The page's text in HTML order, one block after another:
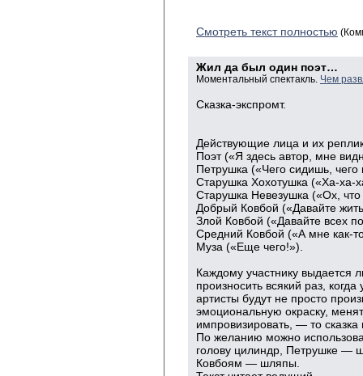
Смотреть текст полностью
Жил да был один поэт…
Моментальный спектакль. Чем
Сказка-экспромт.
Действующие лица и их
Поэт («Я здесь автор, мне
Петрушка («Чего сидишь, чего
Старушка Хохотушка («Ха-ха-
Старушка Невезушка («Ох, что
Добрый Ковбой («Давайте
Злой Ковбой («Давайте всех
Средний Ковбой («А мне как-
Муза («Еще чего!»).
Каждому участнику выдается
произносить всякий раз,
артисты будут не просто
эмоциональную окраску,
импровизировать, — то
По желанию можно
голову цилиндр, Петрушке —
Ковбоям — шляпы.